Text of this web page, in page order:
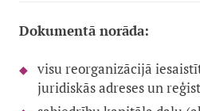
Dokumentā norāda:
visu reorganizācijā
juridiskās adreses un